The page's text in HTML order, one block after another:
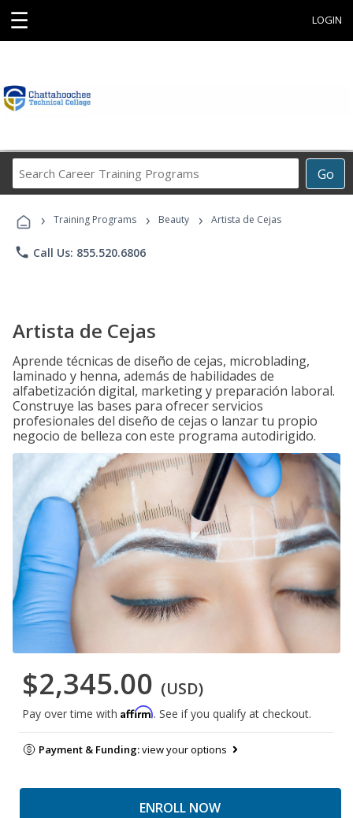
☰ LOGIN
Go
Career
Programs
› Training Programs › Beauty › Artista de Cejas
phone Call Us: 855.520.6806
Artista de Cejas
Aprende técnicas de diseño de cejas, microblading,
laminado y henna, además de habilidades de
alfabetización digital, marketing y preparación laboral.
Construye las bases para ofrecer servicios
profesionales del diseño de cejas o lanzar tu propio
negocio de belleza con este programa autodirigido.
$2,345.00 (USD)
Pay over time with Affirm. See if you qualify at checkout.
Payment & Funding:view your options
ENROLL NOW